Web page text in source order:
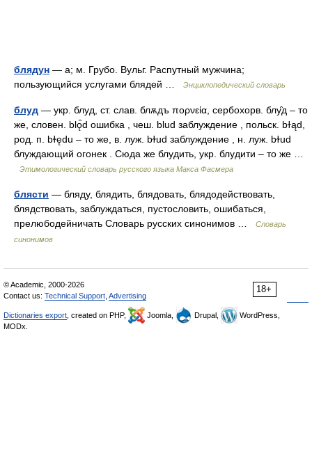
блядун — а; м. Грубо. Вульг. Распутный мужчина;
пользующийся услугами блядей …
Энциклопедический словарь
блуд — укр. блуд, ст. слав. блѫдъ πορνεία, сербохорв. блу̑д – то
же, словен. blǫ̑d ошибка , чеш. blud заблуждение , польск. bɫąd,
род. п. bɫędu – то же, в. луж. bɫud заблуждение , н. луж. bɫud
блуждающий огонек . Сюда же блудить, укр. блудити – то же …
Этимологический словарь русского языка Макса Фасмера
блясти — бляду, блядить, блядовать, блядодействовать,
блядствовать, заблуждаться, пустословить, ошибаться,
прелюбодейничать Словарь русских синонимов …
Словарь
синонимов
18+
© Academic, 2000-2026
Contact us: Technical Support Advertising
Dictionaries export , created on PHP, Joomla, Drupal,
WordPress,
MODx.